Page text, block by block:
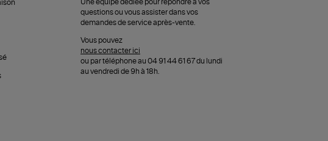
Une équipe dédiée pour répondre à vos
questions ou vous assister dans vos
demandes de service après-vente.
Vous pouvez
nous contacter ici
ou par téléphone au 04 91 44 61 67 du lundi
au vendredi de 9h à 18h.